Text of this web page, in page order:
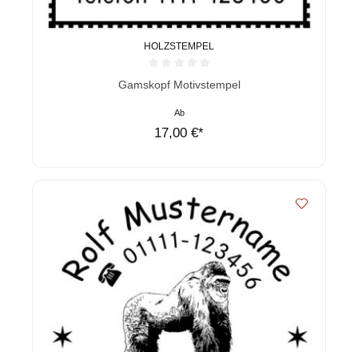
HOLZSTEMPEL
Durchschnittliche Bewertung von 0 von 5 Sternen
Gamskopf Motivstempel
Ab
17,00 €*